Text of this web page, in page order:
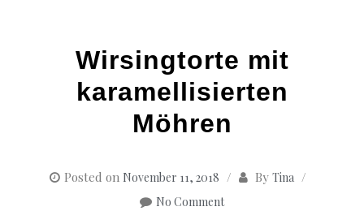
Wirsingtorte mit
karamellisierten
Möhren
Posted on November 11, 2018 By Tina
No Comment